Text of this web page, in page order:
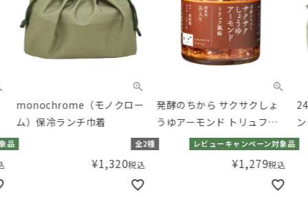
monochrome（モノクロー
ム）保冷ランチ巾着
全2種
1,320税込
発酵のちから サクサクしょ
うゆアーモンド トリュフ風
味 90g
レビューキャンペーン対象品
1,279税込
24
ン